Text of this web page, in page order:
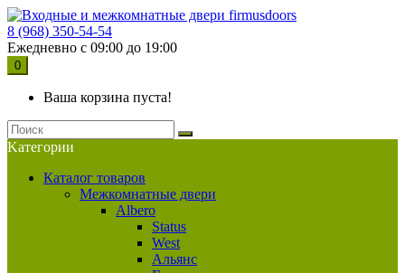
8 (968) 350-54-54
Ежедневно с 09:00 до 19:00
0
Ваша корзина пуста!
Kатегории
Каталог товаров
Межкомнатные двери
Albero
Status
West
Альянс